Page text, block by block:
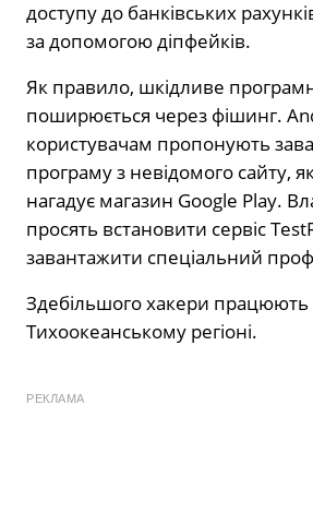
доступу до банківських
за допомогою діпфейків.
Як правило, шкідливе
поширюється через фішинг.
користувачам пропонують
програму з невідомого сайту,
нагадує магазин Google Play.
просять встановити сервіс
завантажити спеціальний
Здебільшого хакери працюють
Тихоокеанському регіоні.
РЕКЛАМА